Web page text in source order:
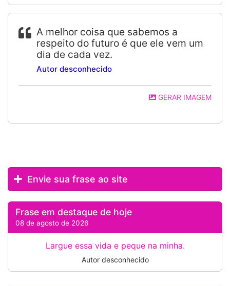
A melhor coisa que sabemos a
respeito do futuro é que ele vem um
dia de cada vez.
Autor desconhecido
GERAR IMAGEM
Envie sua frase ao site
Frase em destaque de hoje
08 de agosto de 2026
Largue essa vida e peque na minha.
Autor desconhecido